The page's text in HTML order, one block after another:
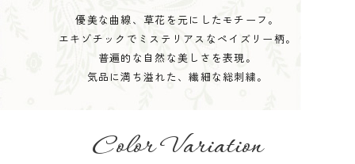
優美な曲線、草花を元にしたモチーフ。
エキゾチックでミステリアスなペイズリー柄。
普遍的な自然な美しさを表現。
気品に満ち溢れた、繊細な総刺繍。
Color Variation